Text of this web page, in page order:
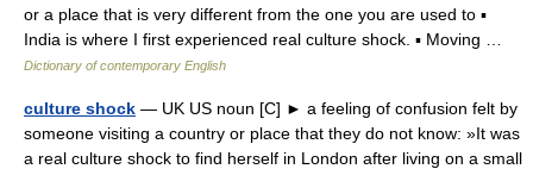
or a place that is very different from the one you are used to ▪
India is where I first experienced real culture shock. ▪ Moving …
Dictionary of contemporary English
culture shock — UK US noun [C] ► a feeling of confusion felt by
someone visiting a country or place that they do not know: »It was
a real culture shock to find herself in London after living on a small